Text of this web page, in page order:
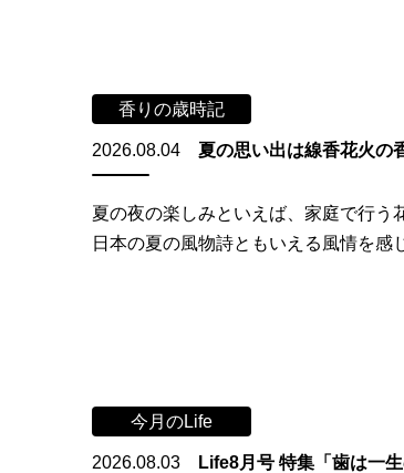
香りの歳時記
2026.08.04 夏の思い出は線香花火の
夏の夜の楽しみといえば、家庭で行う
日本の夏の風物詩ともいえる風情を感
今月のLife
2026.08.03 Life8月号 特集「歯は一生